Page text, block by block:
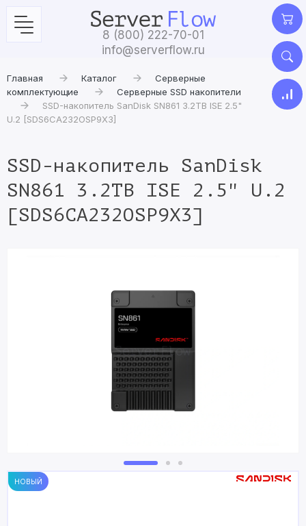
8 (800) 222-70-01
info@serverflow.ru
Главная Каталог
Серверные
комплектующие
Серверные SSD накопители
SSD-накопитель SanDisk SN861 3.2TB ISE 2.5"
U.2 [SDS6CA232OSP9X3]
SSD-накопитель SanDisk
SN861 3.2TB ISE 2.5" U.2
[SDS6CA232OSP9X3]
НОВЫЙ